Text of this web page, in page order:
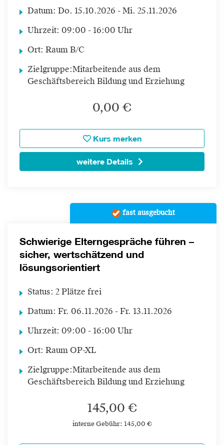
Datum: Do. 15.10.2026 - Mi. 25.11.2026
Uhrzeit: 09:00 - 16:00 Uhr
Ort: Raum B/C
Zielgruppe:Mitarbeitende aus dem
Geschäftsbereich Bildung und Erziehung
0,00 €
Kurs merken
weitere Details
fast ausgebucht
Schwierige Elterngespräche führen –
sicher, wertschätzend und
lösungsorientiert
Status: 2 Plätze frei
Datum: Fr. 06.11.2026 - Fr. 13.11.2026
Uhrzeit: 09:00 - 16:00 Uhr
Ort: Raum OP-XL
Zielgruppe:Mitarbeitende aus dem
Geschäftsbereich Bildung und Erziehung
145,00 €
interne Gebühr: 145,00 €